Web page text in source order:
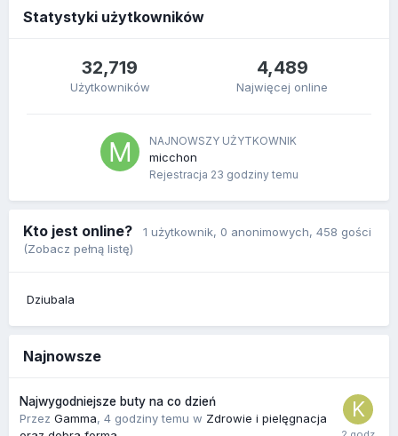
Statystyki użytkowników
32,719
Użytkowników
4,489
Najwięcej online
NAJNOWSZY UŻYTKOWNIK
micchon
Rejestracja 23 godziny temu
Kto jest online? 1 użytkownik, 0 anonimowych, 458 gości
(Zobacz pełną listę)
Dziubala
Najnowsze
Najwygodniejsze buty na co dzień
Przez Gamma, 4 godziny temu w Zdrowie i pielęgnacja